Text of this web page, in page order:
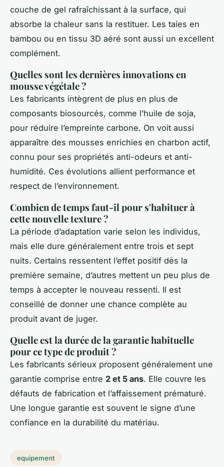
couche de gel rafraîchissant à la surface, qui
absorbe la chaleur sans la restituer. Les taies en
bambou ou en tissu 3D aéré sont aussi un excellent
complément.
Quelles sont les dernières innovations en
mousse végétale ?
Les fabricants intègrent de plus en plus de
composants biosourcés, comme l’huile de soja,
pour réduire l’empreinte carbone. On voit aussi
apparaître des mousses enrichies en charbon actif,
connu pour ses propriétés anti-odeurs et anti-
humidité. Ces évolutions allient performance et
respect de l’environnement.
Combien de temps faut-il pour s'habituer à
cette nouvelle texture ?
La période d’adaptation varie selon les individus,
mais elle dure généralement entre trois et sept
nuits. Certains ressentent l’effet positif dès la
première semaine, d’autres mettent un peu plus de
temps à accepter le nouveau ressenti. Il est
conseillé de donner une chance complète au
produit avant de juger.
Quelle est la durée de la garantie habituelle
pour ce type de produit ?
Les fabricants sérieux proposent généralement une
garantie comprise entre 2 et 5 ans. Elle couvre les
défauts de fabrication et l’affaissement prématuré.
Une longue garantie est souvent le signe d’une
confiance en la durabilité du matériau.
equipement